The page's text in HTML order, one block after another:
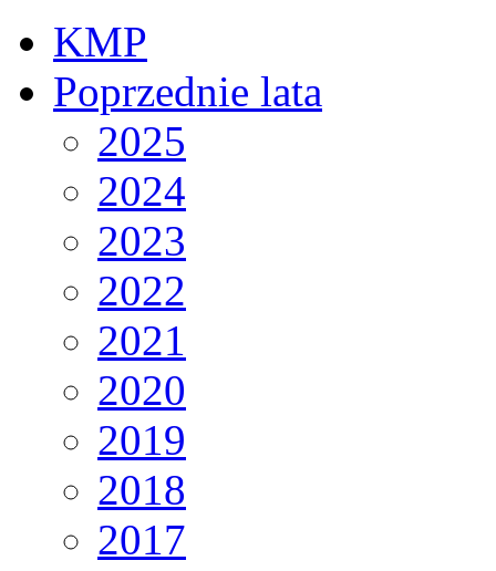
KMP
Poprzednie lata
2025
2024
2023
2022
2021
2020
2019
2018
2017